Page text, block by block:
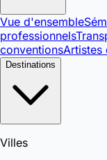
Vue d'ensemble
professionnels
conventionsArtistes
Destinations
Villes